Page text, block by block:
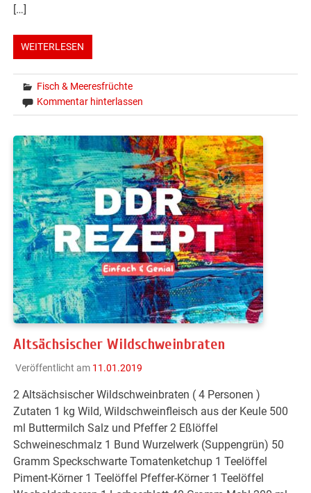
[…]
WEITERLESEN
Fisch & Meeresfrüchte
Kommentar hinterlassen
Altsächsischer Wildschweinbraten
Veröffentlicht am 11.01.2019
2 Altsächsischer Wildschweinbraten ( 4 Personen )
Zutaten 1 kg Wild, Wildschweinfleisch aus der Keule 500
ml Buttermilch Salz und Pfeffer 2 Eßlöffel
Schweineschmalz 1 Bund Wurzelwerk (Suppengrün) 50
Gramm Speckschwarte Tomatenketchup 1 Teelöffel
Piment-Körner 1 Teelöffel Pfeffer-Körner 1 Teelöffel